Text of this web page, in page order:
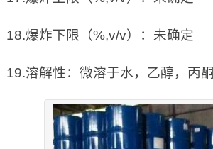
18.爆炸下限（%,v/v）：未确定
19.溶解性：微溶于水，乙醇，丙酮